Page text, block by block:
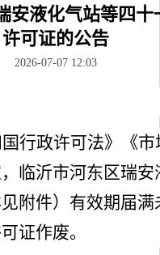
安液化气站等四
许可证的公告
2026-07-07 12:03
行政许可法》《
临沂市河东区瑞安
附件）有效期届
证作废。